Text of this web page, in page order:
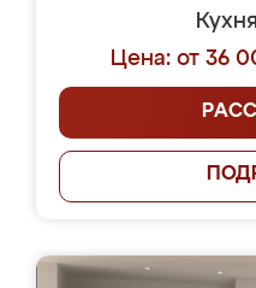
Цена: от 36